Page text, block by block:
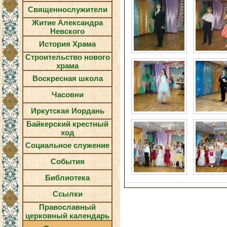
Священнослужители
Житие Александра
Невского
История Храма
Строительство нового
храма
Воскресная школа
Часовни
Иркутская Иордань
Байкерский крестный
ход
Социальное служение
События
Библиотека
Ссылки
Православный
церковный календарь